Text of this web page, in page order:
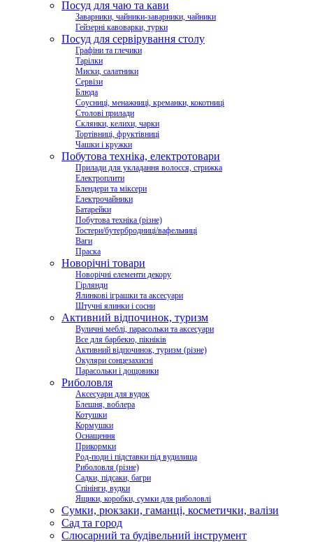
Посуд для чаю та кави
Заварники, чайники-заварники, чайники
Гейзерні кавоварки, турки
Посуд для сервірування столу
Графіни та глечики
Тарілки
Миски, салатники
Сервізи
Блюда
Соусниці, менажниці, креманки, кокотниці
Столові прилади
Склянки, келихи, чарки
Тортівниці, фруктівниці
Чашки і кружки
Побутова техніка, електротовари
Прилади для укладання волосся, стрижка
Електроплити
Блендери та міксери
Електрочайники
Батарейки
Побутова техніка (різне)
Тостери/бутербродниці/вафельниці
Ваги
Праска
Новорічні товари
Новорічні елементи декору
Гірлянди
Ялинкові іграшки та аксесуари
Штучні ялинки і сосни
Активний відпочинок, туризм
Вуличні меблі, парасольки та аксесуари
Все для барбекю, пікніків
Активний відпочинок, туризм (різне)
Окуляри сонцезахисні
Парасольки і дощовики
Риболовля
Аксесуари для вудок
Блешня, воблера
Котушки
Кормушки
Оснащення
Прикормки
Род-поди і підставки під вудилища
Риболовля (різне)
Садки, підсаки, багри
Спінінги, вудки
Ящики, коробки, сумки для риболовлі
Сумки, рюкзаки, гаманці, косметички, валізи
Сад та город
Слюсарний та будівельний інструмент